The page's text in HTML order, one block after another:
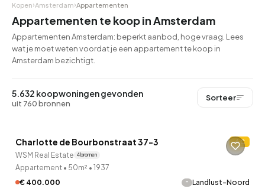
Kopen Amsterdam Appartementen
Appartementen te koop in Amsterdam
Appartementen Amsterdam: beperkt aanbod, hoge vraag. Lees
wat je moet weten voordat je een appartement te koop in
Amsterdam bezichtigt.
5.632 koopwoningen gevonden
uit 760 bronnen
Sorteer
12 uur geleden ontdekt
Charlotte de Bourbonstraat 37-3 C
WSM Real Estate 4 bronnen
Appartement • 50m² • 1937
€ 400.000
- Landlust-Noord